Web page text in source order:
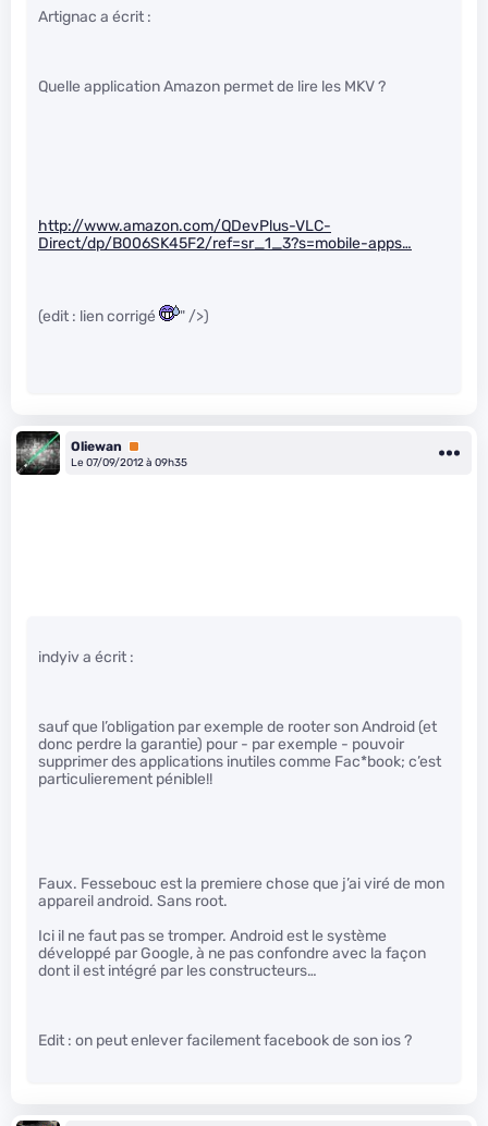
Artignac a écrit :
Quelle application Amazon permet de lire les MKV ?
http://www.amazon.com/QDevPlus-VLC-
Direct/dp/B006SK45F2/ref=sr_1_3?s=mobile-apps…
(edit : lien corrigé " />)
Oliewan
Premium
Le 07/09/2012 à 09h35
indyiv a écrit :
sauf que l’obligation par exemple de rooter son Android (et
donc perdre la garantie) pour - par exemple - pouvoir
supprimer des applications inutiles comme Fac*book; c’est
particulierement pénible!!
Faux. Fessebouc est la premiere chose que j’ai viré de mon
appareil android. Sans root.
Ici il ne faut pas se tromper. Android est le système
développé par Google, à ne pas confondre avec la façon
dont il est intégré par les constructeurs…
Edit : on peut enlever facilement facebook de son ios ?